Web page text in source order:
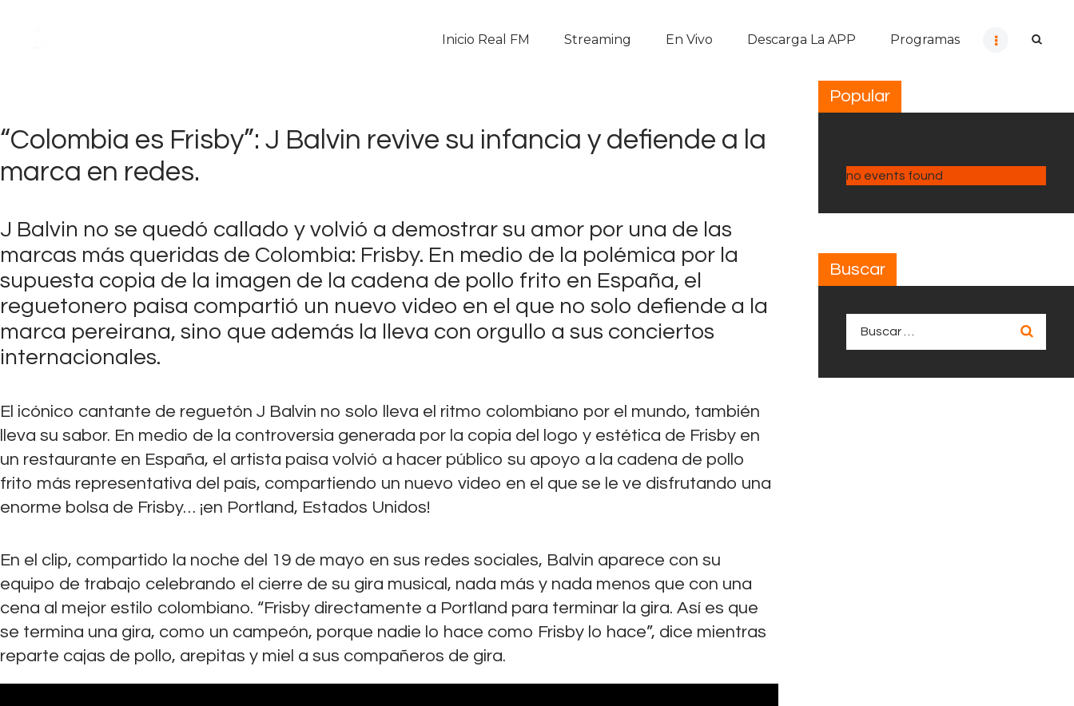
Inicio Real FM Streaming En Vivo Descarga La APP Programas
Descarga La APP
Noticias
Equipo
Sobre Nosotros
“Colombia es Frisby”: J Balvin revive su infancia y defiende a la
marca en redes.
J Balvin no se quedó callado y volvió a demostrar su amor por una de las
marcas más queridas de Colombia: Frisby. En medio de la polémica por la
supuesta copia de la imagen de la cadena de pollo frito en España, el
reguetonero paisa compartió un nuevo video en el que no solo defiende a la
marca pereirana, sino que además la lleva con orgullo a sus conciertos
internacionales.
El icónico cantante de reguetón J Balvin no solo lleva el ritmo colombiano por el mundo, también
lleva su sabor. En medio de la controversia generada por la copia del logo y estética de Frisby en
un restaurante en España, el artista paisa volvió a hacer público su apoyo a la cadena de pollo
frito más representativa del país, compartiendo un nuevo video en el que se le ve disfrutando una
enorme bolsa de Frisby… ¡en Portland, Estados Unidos!
En el clip, compartido la noche del 19 de mayo en sus redes sociales, Balvin aparece con su
equipo de trabajo celebrando el cierre de su gira musical, nada más y nada menos que con una
cena al mejor estilo colombiano. “Frisby directamente a Portland para terminar la gira. Así es que
se termina una gira, como un campeón, porque nadie lo hace como Frisby lo hace”, dice mientras
reparte cajas de pollo, arepitas y miel a sus compañeros de gira.
Popular
no events found
Buscar